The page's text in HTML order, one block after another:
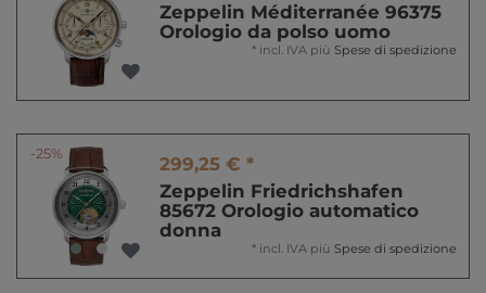
Zeppelin Méditerranée 96375
Orologio da polso uomo
* incl. IVA più Spese di spedizione
-25%
299,25 € *
Zeppelin Friedrichshafen
85672 Orologio automatico
donna
* incl. IVA più Spese di spedizione